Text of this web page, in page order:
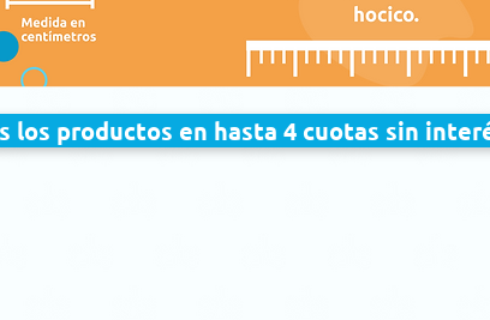
los productos en hasta 4 cuotas sin